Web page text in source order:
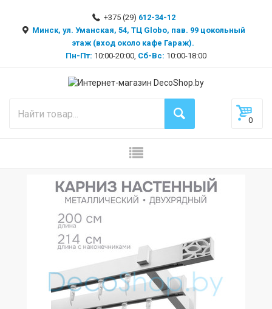
+375 (29) 612-34-12
Минск, ул. Уманская, 54, ТЦ Globo, пав. 99 цокольный
этаж (вход около кафе Гараж).
Пн-Пт: 10:00-20:00, Сб-Вс: 10:00-18:00
0